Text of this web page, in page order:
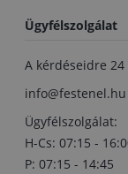
Ügyfélszolgálat
A kérdéseidre
info@festenel.hu
Ügyfélszolgálat:
H-Cs: 07:15 -
P: 07:15 - 14:45